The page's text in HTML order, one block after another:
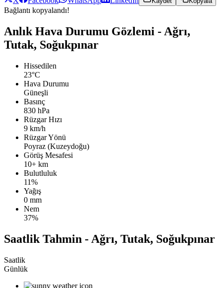
Bağlantı kopyalandı!
Anlık Hava Durumu Gözlemi - Ağrı,
Tutak, Soğukpınar
Hissedilen
23°C
Hava Durumu
Güneşli
Basınç
830 hPa
Rüzgar Hızı
9 km/h
Rüzgar Yönü
Poyraz (Kuzeydoğu)
Görüş Mesafesi
10+ km
Bulutluluk
11%
Yağış
0 mm
Nem
37%
Saatlik Tahmin - Ağrı, Tutak, Soğukpınar
Saatlik
Günlük